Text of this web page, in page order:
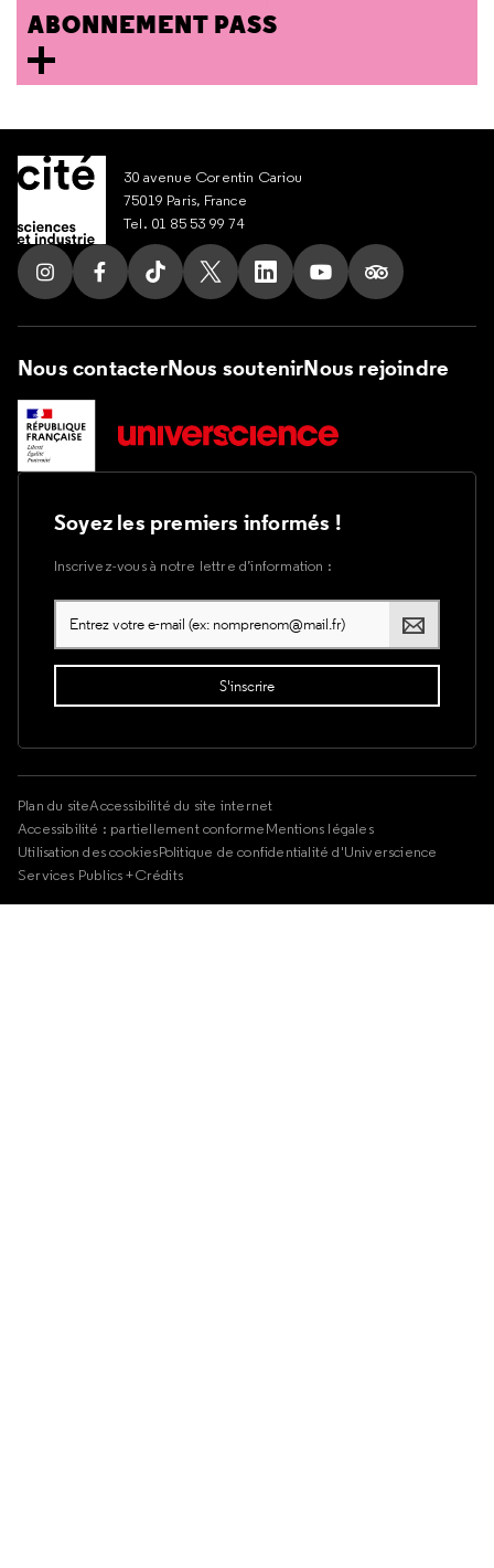
ABONNEMENT PASS
30 avenue Corentin Cariou
75019 Paris, France
Tel. 01 85 53 99 74
Suivez nous sur Instagram
Suivez nous sur Facebook
Suivez nous sur Tik Tok
Suivez nous sur X
Suivez nous sur LinkedIn
Suivez nous sur
Suivez nous
Nous contacterNous soutenirNous rejoindre
Soyez les premiers informés !
Inscrivez-vous à notre lettre d’information :
Plan du siteAccessibilité du site internet
Accessibilité : partiellement conformeMentions légales
Utilisation des cookiesPolitique de confidentialité d'Universcience
Services Publics +Crédits